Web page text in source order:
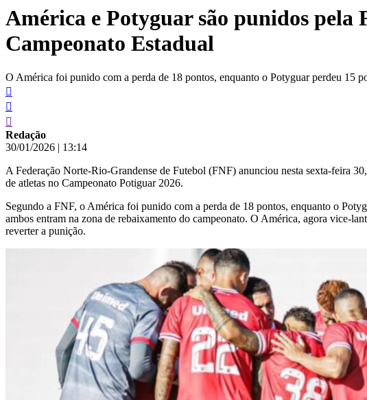
conteúdo
América e Potyguar são punidos pela
Campeonato Estadual
O América foi punido com a perda de 18 pontos, enquanto o Potyguar perdeu 15
Redação
30/01/2026 | 13:14
A Federação Norte-Rio-Grandense de Futebol (FNF) anunciou nesta sexta-feira
de atletas no Campeonato Potiguar 2026.
Segundo a FNF, o América foi punido com a perda de 18 pontos, enquanto o
ambos entram na zona de rebaixamento do campeonato. O América, agora vice-
reverter a punição.